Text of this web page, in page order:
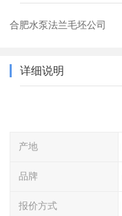
合肥水泵法兰毛坯公司
详细说明
产地
品牌
报价方式